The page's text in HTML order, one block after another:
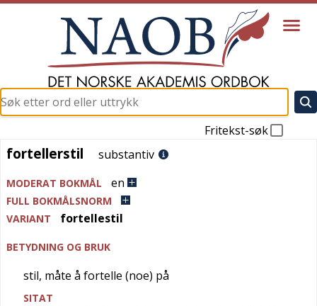
Fritekst-søk
fortellerstil
fortellerstil substantiv
MODERAT BOKMÅL en
FULL BOKMÅLSNORM
VARIANT
fortellestil
BETYDNING OG BRUK
stil, måte å fortelle (noe) på
SITAT